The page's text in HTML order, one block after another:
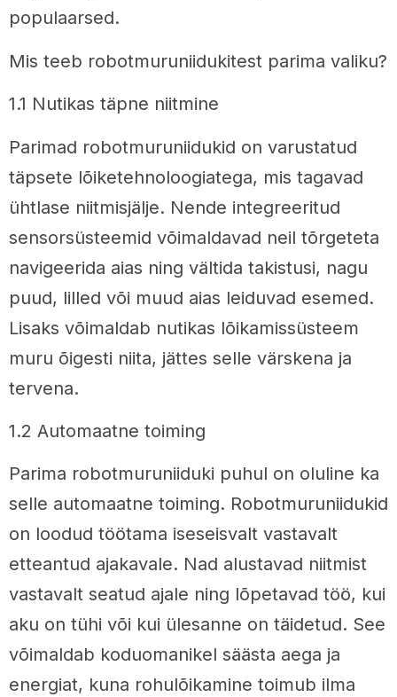
populaarsed.
Mis teeb robotmuruniidukitest parima valiku?
1.1 Nutikas täpne niitmine
Parimad robotmuruniidukid on varustatud
täpsete lõiketehnoloogiatega, mis tagavad
ühtlase niitmisjälje. Nende integreeritud
sensorsüsteemid võimaldavad neil tõrgeteta
navigeerida aias ning vältida takistusi, nagu
puud, lilled või muud aias leiduvad esemed.
Lisaks võimaldab nutikas lõikamissüsteem
muru õigesti niita, jättes selle värskena ja
tervena.
1.2 Automaatne toiming
Parima robotmuruniiduki puhul on oluline ka
selle automaatne toiming. Robotmuruniidukid
on loodud töötama iseseisvalt vastavalt
etteantud ajakavale. Nad alustavad niitmist
vastavalt seatud ajale ning lõpetavad töö, kui
aku on tühi või kui ülesanne on täidetud. See
võimaldab koduomanikel säästa aega ja
energiat, kuna rohulõikamine toimub ilma